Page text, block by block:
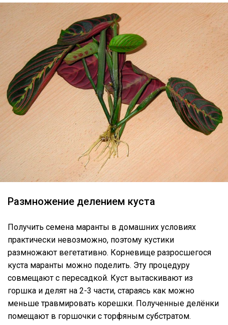
Размножение делением куста
Получить семена маранты в домашних условиях
практически невозможно, поэтому кустики
размножают вегетативно. Корневище разросшегося
куста маранты можно поделить. Эту процедуру
совмещают с пересадкой. Куст вытаскивают из
горшка и делят на 2-3 части, стараясь как можно
меньше травмировать корешки. Полученные делёнки
помещают в горшочки с торфяным субстратом.